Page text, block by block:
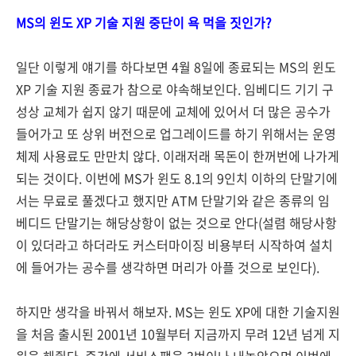
MS의 윈도 XP 기술 지원 중단이 욕 먹을 짓인가?
일단 이렇게 얘기를 하다보면 4월 8일에 종료되는 MS의 윈도
XP 기술 지원 종료가 참으로 야속해보인다. 임베디드 기기 구
성상 교체가 쉽지 않기 때문에 교체에 있어서 더 많은 공수가
들어가고 또 상위 버전으로 업그레이드를 하기 위해서는 운영
체제 사용료도 만만치 않다. 이래저래 목돈이 한꺼번에 나가게
되는 것이다. 이번에 MS가 윈도 8.1의 9인치 이하의 단말기에
서는 무료로 풀겠다고 했지만 ATM 단말기와 같은 종류의 임
베디드 단말기는 해당상항이 없는 것으로 안다(설렴 해당사항
이 있더라고 하더라도 커스터마이징 비용부터 시작하여 설치
에 들어가는 공수를 생각하면 머리가 아플 것으로 보인다).
하지만 생각을 바꿔서 해보자. MS는 윈도 XP에 대한 기술지원
을 처음 출시된 2001년 10월부터 지금까지 무려 12년 넘게 지